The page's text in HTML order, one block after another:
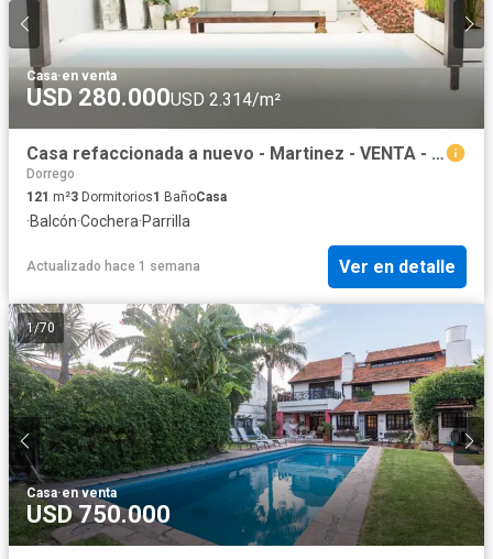
Casa·en venta
USD 280.000USD 2.314/m²
Casa refaccionada a nuevo - Martinez - VENTA - Reynolds Propiedades
Dorrego
121 m²3 Dormitorios1 BañoCasa
·Balcón·Cochera·Parrilla
Actualizado hace 1 semana Ver en detalle
1/70
Casa·en venta
USD 750.000